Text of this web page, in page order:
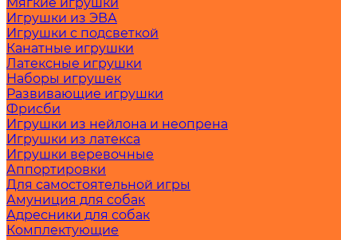
Игрушки из ЭВА
Игрушки с подсветкой
Канатные игрушки
Латексные игрушки
Наборы игрушек
Развивающие игрушки
Фрисби
Игрушки из нейлона и неопрена
Игрушки из латекса
Игрушки веревочные
Аппортировки
Для самостоятельной игры
Амуниция для собак
Адресники для собак
Комплектующие